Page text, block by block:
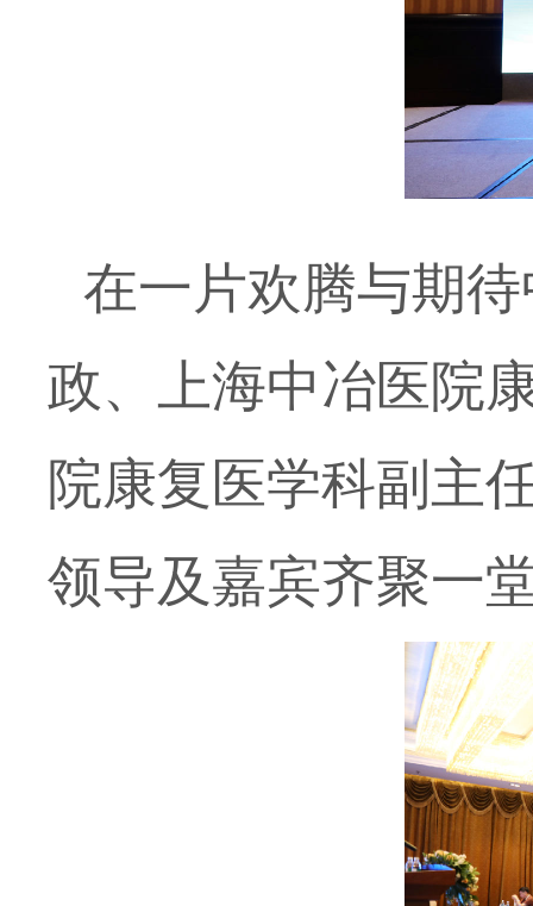
在一片欢腾与期
政、上海中冶医院
院康复医学科副主
领导及嘉宾齐聚一